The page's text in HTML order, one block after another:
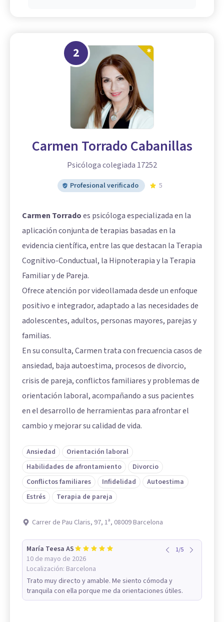
2
Carmen Torrado Cabanillas
Psicóloga colegiada 17252
Profesional verificado 5
Carmen Torradoes psicóloga especializada en la
aplicación conjunta de terapias basadas en la
evidencia científica, entre las que destacan la Terapia
Cognitivo-Conductual, la Hipnoterapia y la Terapia
Familiar y de Pareja.
Ofrece atención por videollamada desde un enfoque
positivo e integrador, adaptado a las necesidades de
adolescentes, adultos, personas mayores, parejas y
familias.
En su consulta, Carmen trata con frecuencia casos de
ansiedad, baja autoestima, procesos de divorcio,
crisis de pareja, conflictos familiares y problemas de
orientación laboral, acompañando a sus pacientes
en el desarrollo de herramientas para afrontar el
cambio y mejorar su calidad de vida.
Ansiedad
Orientación laboral
Habilidades de afrontamiento
Divorcio
Conflictos familiares
Infidelidad
Autoestima
Estrés
Terapia de pareja
Carrer de Pau Claris, 97, 1ª, 08009 Barcelona
María Teesa AS
10 de mayo de 2026
Localización: Barcelona
1/5
Trato muy directo y amable. Me siento cómoda y
tranquila con ella porque me da orientaciones útiles.